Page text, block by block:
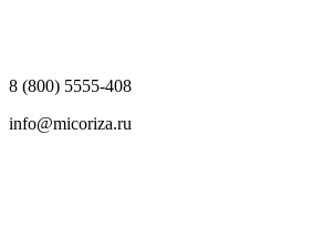
8 (800) 5555-408
info@micoriza.ru